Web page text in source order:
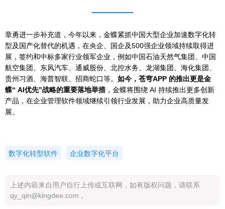
章勇进一步补充道，今年以来，金蝶紧抓中国大型企业加速数字化转
型及国产化替代的机遇，在央企、国企及500强企业领域持续取得进
展，签约和中标多家行业领军企业，例如中国石油天然气集团、中国
航空集团、东风汽车、通威股份、北控水务、 龙湖集团 、海化集团、
贵州习酒、海普智联、招商蛇口等。 如今，苍穹APP 的推出更是金
蝶“ AI优先”战略的重要落地举措 ，金蝶将围绕 AI 持续推出更多创新
产品，在企业管理软件领域继续引领行业发展，助力企业高质量发
展。
数字化转型软件 企业数字化平台
上述内容来自用户自行上传或互联网，如有版权问题，请联系
qy_qin@kingdee.com 。